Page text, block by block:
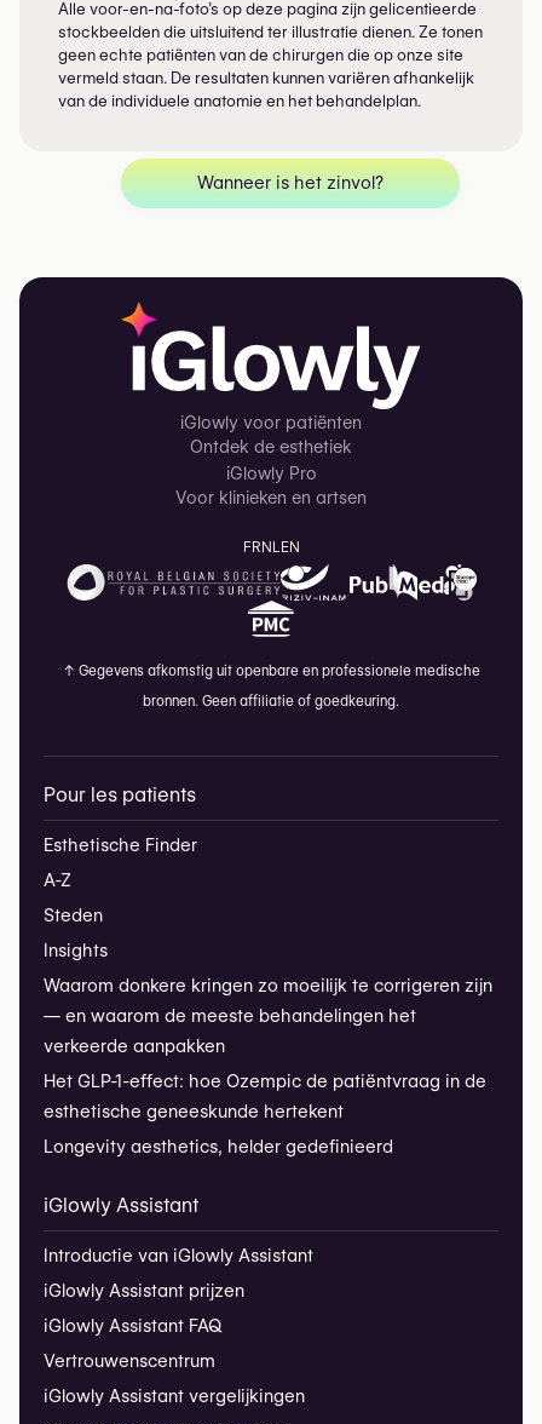
Alle voor-en-na-foto’s op deze pagina zijn gelicentieerde
stockbeelden die uitsluitend ter illustratie dienen. Ze tonen
geen echte patiënten van de chirurgen die op onze site
vermeld staan. De resultaten kunnen variëren afhankelijk
van de individuele anatomie en het behandelplan.
Wanneer is het zinvol?
iGlowly voor patiënten
Ontdek de esthetiek
iGlowly Pro
Voor klinieken en artsen
FRNL EN
↑ Gegevens afkomstig uit openbare en professionele medische
bronnen. Geen affiliatie of goedkeuring.
Pour les patients
Esthetische Finder
A-Z
Steden
Insights
Waarom donkere kringen zo moeilijk te corrigeren zijn
— en waarom de meeste behandelingen het
verkeerde aanpakken
Het GLP-1-effect: hoe Ozempic de patiëntvraag in de
esthetische geneeskunde hertekent
Longevity aesthetics, helder gedefinieerd
iGlowly Assistant
Introductie van iGlowly Assistant
iGlowly Assistant prijzen
iGlowly Assistant FAQ
Vertrouwenscentrum
iGlowly Assistant vergelijkingen